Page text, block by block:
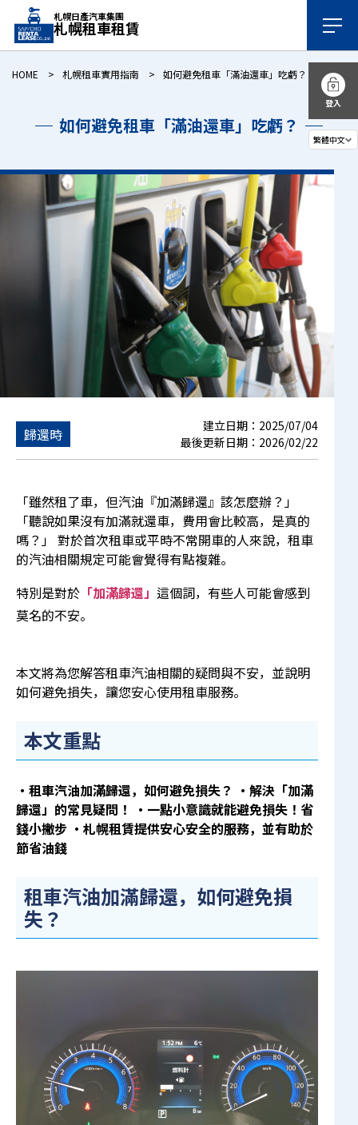
札幌日產汽車集團
札幌租車租賃
登入
HOME 札幌租車實用指南 如何避免租車「滿油還車」吃虧？
如何避免租車「滿油還車」吃虧？
歸還時 建立日期： 2025/07/04
最後更新日期： 2026/02/22
「雖然租了車，但汽油『加滿歸還』該怎麼辦？」
「聽說如果沒有加滿就還車，費用會比較高，是真的
嗎？」 對於首次租車或平時不常開車的人來說，租車
的汽油相關規定可能會覺得有點複雜。
特別是對於 「加滿歸還」 這個詞，有些人可能會感到
莫名的不安。
本文將為您解答租車汽油相關的疑問與不安，並說明
如何避免損失，讓您安心使用租車服務。
本文重點
・租車汽油加滿歸還，如何避免損失？ ・解決「加滿
歸還」的常見疑問！
・一點小意識就能避免損失！省
錢小撇步 ・札幌租賃提供安心安全的服務，並有助於
節省油錢
租車汽油加滿歸還，如何避免損
失？